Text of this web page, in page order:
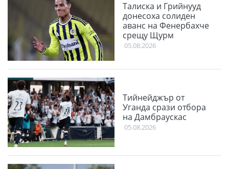
Талиска и Грийнууд
донесоха солиден
аванс на Фенербахче
срещу Щурм
05.08.2026
Тийнейджър от
Уганда срази отбора
на Дамбраускас
05.08.2026